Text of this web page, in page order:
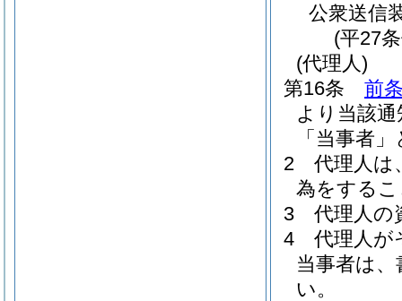
公衆送信
(平27
(代理人)
第16条
前
より当該
「当事者
2
代理人は
為をする
3
代理人の
4
代理人が
当事者は
い。